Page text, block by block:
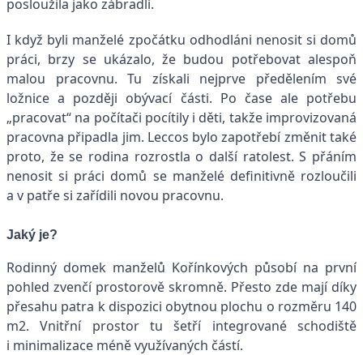
posloužila jako zábradlí.
I když byli manželé zpočátku odhodláni nenosit si domů
práci, brzy se ukázalo, že budou potřebovat alespoň
malou pracovnu. Tu získali nejprve předělením své
ložnice a později obývací části. Po čase ale potřebu
„pracovat“ na počítači pocítily i děti, takže improvizovaná
pracovna připadla jim. Leccos bylo zapotřebí změnit také
proto, že se rodina rozrostla o další ratolest. S přáním
nenosit si práci domů se manželé definitivně rozloučili
a v patře si zařídili novou pracovnu.
Jaký je?
Rodinný domek manželů Kořínkových působí na první
pohled zvenčí prostorově skromně. Přesto zde mají díky
přesahu patra k dispozici obytnou plochu o rozměru 140
m2. Vnitřní prostor tu šetří integrované schodiště
i minimalizace méně využívaných částí.